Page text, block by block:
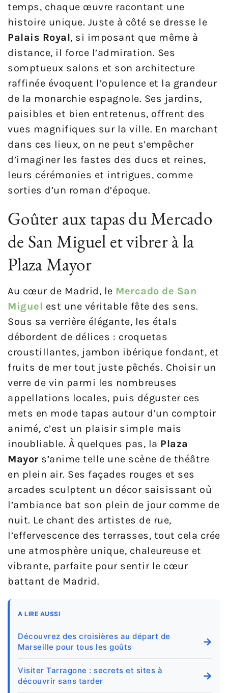
temps, chaque œuvre racontant une
histoire unique. Juste à côté se dresse le
Palais Royal, si imposant que même à
distance, il force l’admiration. Ses
somptueux salons et son architecture
raffinée évoquent l’opulence et la grandeur
de la monarchie espagnole. Ses jardins,
paisibles et bien entretenus, offrent des
vues magnifiques sur la ville. En marchant
dans ces lieux, on ne peut s’empêcher
d’imaginer les fastes des ducs et reines,
leurs cérémonies et intrigues, comme
sorties d’un roman d’époque.
Goûter aux tapas du Mercado
de San Miguel et vibrer à la
Plaza Mayor
Au cœur de Madrid, le Mercado de San
Miguel est une véritable fête des sens.
Sous sa verrière élégante, les étals
débordent de délices : croquetas
croustillantes, jambon ibérique fondant, et
fruits de mer tout juste pêchés. Choisir un
verre de vin parmi les nombreuses
appellations locales, puis déguster ces
mets en mode tapas autour d’un comptoir
animé, c’est un plaisir simple mais
inoubliable. À quelques pas, la Plaza
Mayor s’anime telle une scène de théâtre
en plein air. Ses façades rouges et ses
arcades sculptent un décor saisissant où
l’ambiance bat son plein de jour comme de
nuit. Le chant des artistes de rue,
l’effervescence des terrasses, tout cela crée
une atmosphère unique, chaleureuse et
vibrante, parfaite pour sentir le cœur
battant de Madrid.
A LIRE AUSSI
Découvrez des croisières au départ de
Marseille pour tous les goûts
→
Visiter Tarragone : secrets et sites à
découvrir sans tarder
→